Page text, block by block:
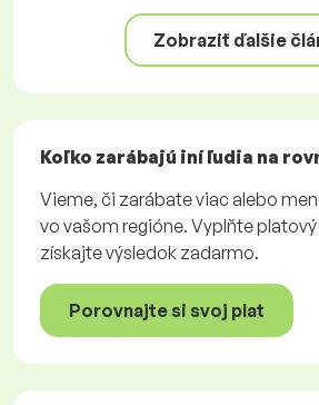
Zobraziť ďalšie
Koľko zarábajú iní ľudia na
Vieme, či zarábate viac alebo
vo vašom regióne. Vyplňte
získajte výsledok zadarmo.
Porovnajte si svoj plat